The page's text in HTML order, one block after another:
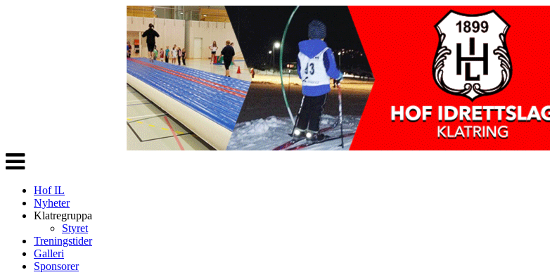
Veksle
navigasjon
Hof IL
Nyheter
Klatregruppa
Styret
Treningstider
Galleri
Sponsorer